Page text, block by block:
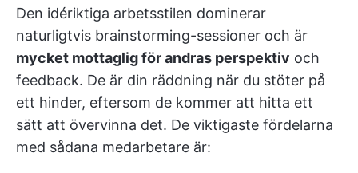
Den idériktiga arbetsstilen dominerar
naturligtvis brainstorming-sessioner och är
mycket mottaglig för andras perspektiv och
feedback. De är din räddning när du stöter på
ett hinder, eftersom de kommer att hitta ett
sätt att övervinna det. De viktigaste fördelarna
med sådana medarbetare är: